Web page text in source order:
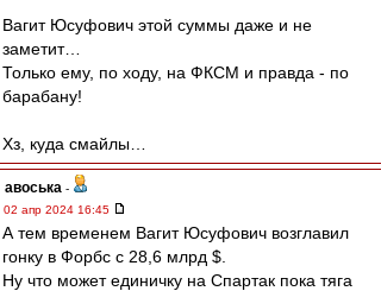
Вагит Юсуфович этой суммы даже и не
заметит…
Только ему, по ходу, на ФКСМ и правда - по
барабану!
Хз, куда смайлы…
авоська -
02 апр 2024 16:45
А тем временем Вагит Юсуфович возглавил
гонку в Форбс с 28,6 млрд $.
Ну что может единичку на Спартак пока тяга